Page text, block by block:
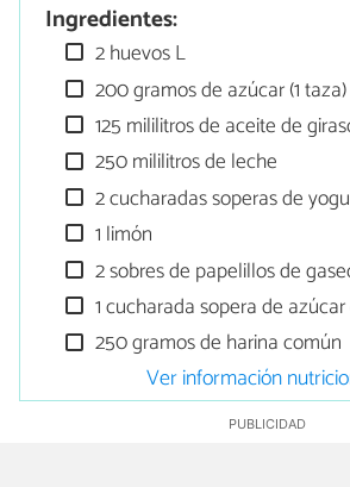
Ingredientes:
2 huevos L
200 gramos de azúcar (1 taza)
125 mililitros de aceite de
250 mililitros de leche
2 cucharadas soperas de
1 limón
2 sobres de papelillos de
1 cucharada sopera de
250 gramos de harina común
Ver información